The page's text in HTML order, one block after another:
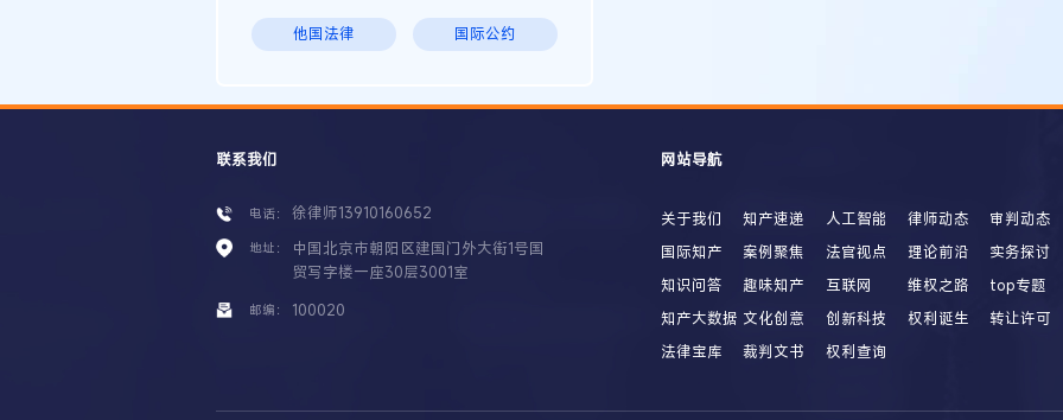
他国法律 国际公约
联系我们
电话： 徐律师13910160652
地址：
中国北京市朝阳区建国门外大街1号国
贸写字楼一座30层3001室
邮编： 100020
网站导航
关于我们 知产速递 人工智能 律师动态
审判动态
国际知产
案例聚焦 法官视点 理论前沿
实务探讨
知识问答
趣味知产 互联网 维权之路
top专题
知产大数据 文化创意 创新科技 权利诞生
转让许可
法律宝库
裁判文书 权利查询